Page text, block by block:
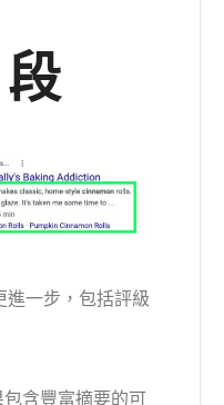
一步，包括評級
含豐富摘要的可